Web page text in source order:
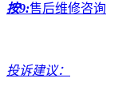
按9:售后维修咨询
投诉建议：